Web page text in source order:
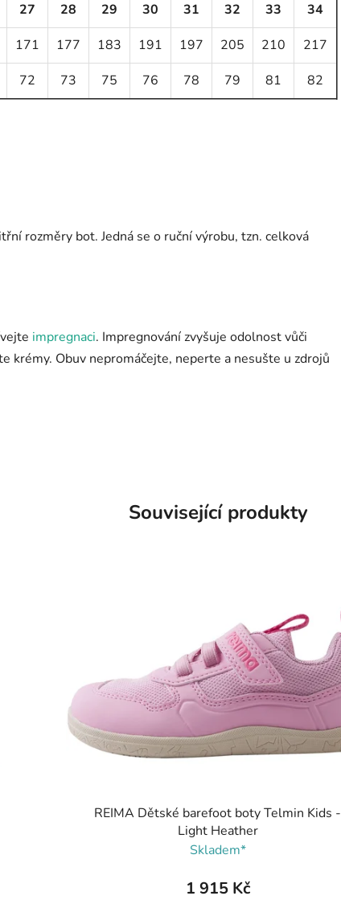
27 28 29 30 31 32 33
34
171 177 183 191 197 205 210
217
72 73 75 76 78 79 81 82
rozměry bot. Jedná se o ruční výrobu, tzn. celková
impregnaci. Impregnování zvyšuje odolnost vůči
krémy. Obuv nepromáčejte, neperte a nesušte u zdrojů
Související produkty
REIMA Dětské barefoot boty Telmin Kids -
Light Heather
Skladem*
1 915 Kč